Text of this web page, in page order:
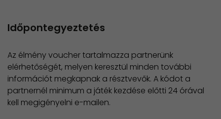
Időpontegyeztetés
Az élmény voucher tartalmazza partnerünk
elérhetőségét, melyen keresztül minden további
információt megkapnak a résztvevők. A kódot a
partnernél minimum a játék kezdése előtti 24 órával
kell megigényelni e-mailen.